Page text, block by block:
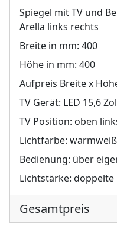
Spiegel mit TV und
Arella links rechts
Breite in mm: 400
Höhe in mm: 400
Aufpreis Breite x
TV Gerät: LED 15,6
TV Position: oben
Lichtfarbe: warmweiß
Bedienung: über
Lichtstärke: doppelte
Gesamtpreis